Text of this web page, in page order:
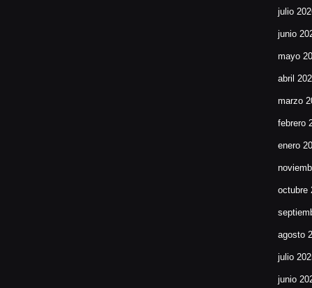
julio
junio
mayo
abril
marzo
febrero
enero
octubre
agosto
julio
junio